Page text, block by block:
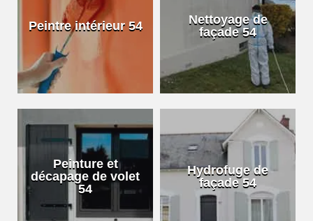
Peintre intérieur 54
Nettoyage de
façade 54
Peinture et
décapage de volet
54
Hydrofuge de
façade 54